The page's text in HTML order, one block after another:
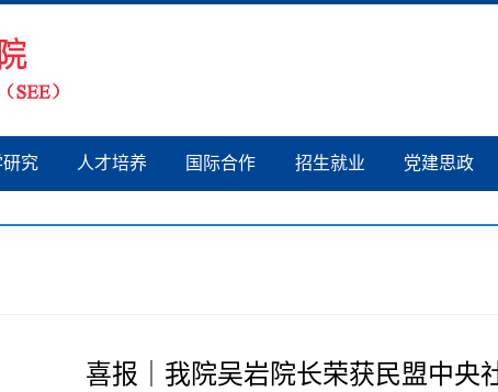
究 人才培养 国际合作 招生就业 党建思政
喜报｜我院吴岩院长荣获民盟中央